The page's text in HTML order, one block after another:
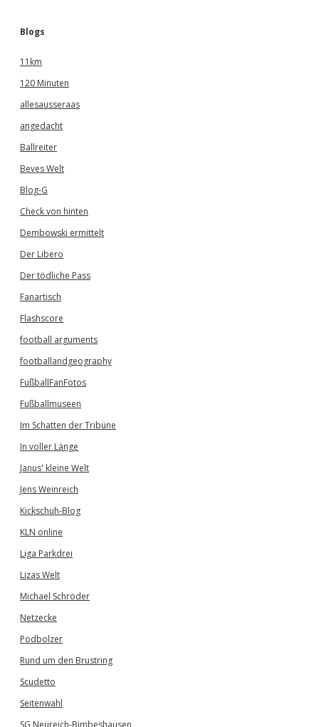
Blogs
11km
120 Minuten
allesausseraas
angedacht
Ballreiter
Beves Welt
Blog-G
Check von hinten
Dembowski ermittelt
Der Libero
Der tödliche Pass
Fanartisch
Flashscore
football arguments
footballandgeography
FußballFanFotos
Fußballmuseen
Im Schatten der Tribüne
In voller Länge
Janus' kleine Welt
Jens Weinreich
Kickschuh-Blog
KLN online
Liga Parkdrei
Lizas Welt
Michael Schröder
Netzecke
Podbolzer
Rund um den Brustring
Scudetto
Seitenwahl
SG Neureich-Bimbeshausen